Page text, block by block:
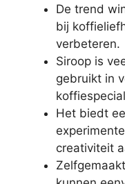
De trend
bij
verbeteren.
Siroop is
gebruikt in
Het biedt
creativiteit